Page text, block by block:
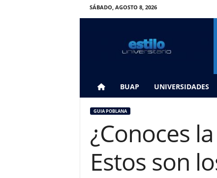
SÁBADO, AGOSTO 8, 2026
BUAP UNIVERSIDADES
GUIA POBLANA
¿Conoces
Estos son